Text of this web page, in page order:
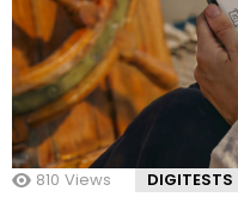
810 Views DIGITESTS